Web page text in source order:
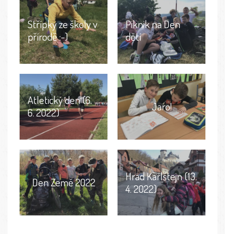
Střípky ze školy v
přírodě :-)
Piknik na Den
dětí
Atletický den (6.
6. 2022)
Jaro!
Den Země 2022
Hrad Karlštejn (13.
4. 2022)